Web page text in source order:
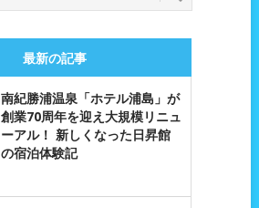
最新の記事
南紀勝浦温泉「ホテル浦島」が
創業70周年を迎え大規模リニュ
ーアル！ 新しくなった日昇館
の宿泊体験記